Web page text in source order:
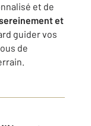
et de
et
guider vos
de